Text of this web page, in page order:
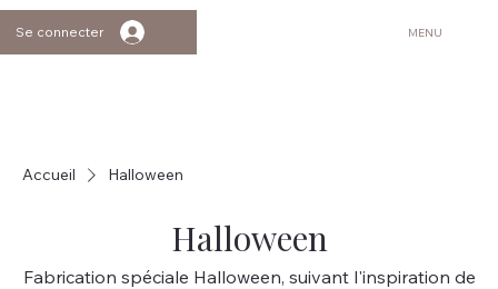
Se connecter MENU
Accueil Halloween
Halloween
Fabrication spéciale Halloween, suivant l'inspiration de